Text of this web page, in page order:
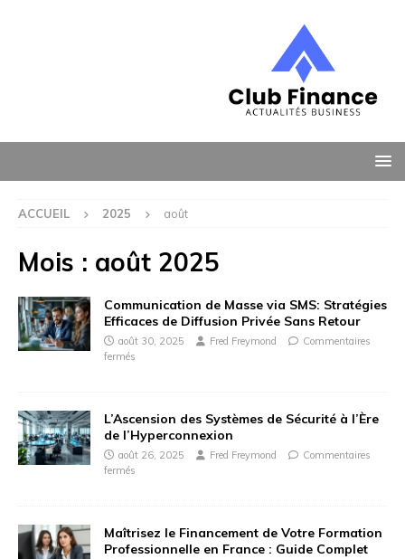
ACCUEIL 2025 août
Mois : août 2025
Communication de Masse via SMS: Stratégies
Efficaces de Diffusion Privée Sans Retour
août 30, 2025 Fred Freymond
Commentaires
fermés
L’Ascension des Systèmes de Sécurité à l’Ère
de l’Hyperconnexion
août 26, 2025 Fred Freymond
Commentaires
fermés
Maîtrisez le Financement de Votre Formation
Professionnelle en France : Guide Complet